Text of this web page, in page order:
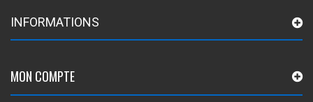
INFORMATIONS
MON COMPTE